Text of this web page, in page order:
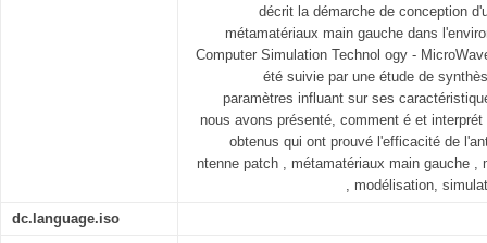
décrit la démarche de conception
métamatériaux main gauche dans
Computer Simulation Technol ogy -
été suivie par une étude de
paramètres influant sur ses
nous avons présenté, comment é et
obtenus qui ont prouvé l'efficacité de
ntenne patch , métamatériaux main gauche ,
, modélisation,
dc.language.iso